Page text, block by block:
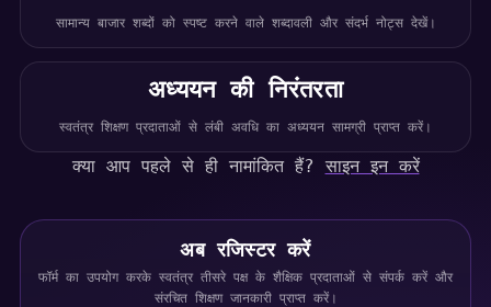
सामान्य बाजार शब्दों को स्पष्ट करने वाले शब्दावली और संदर्भ नोट्स देखें।
अध्ययन की निरंतरता
स्वतंत्र शिक्षण प्रदाताओं से लंबी अवधि का अध्ययन सामग्री प्राप्त करें।
क्या आप पहले से ही नामांकित हैं?साइन इन करें
अब रजिस्टर करें
फॉर्म का उपयोग करके स्वतंत्र तीसरे पक्ष के शैक्षिक प्रदाताओं से संपर्क करें और
संरचित शिक्षण जानकारी प्राप्त करें।